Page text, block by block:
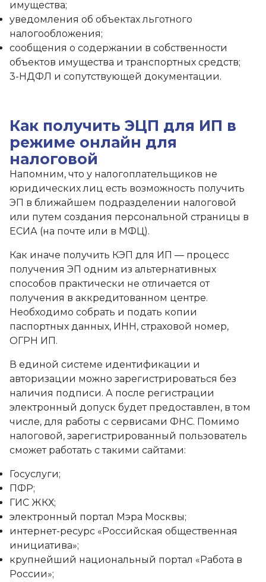
имущества;
уведомления об объектах льготного
налогообложения;
сообщения о содержании в собственности
объектов имущества и транспортных средств;
3-НДФЛ и сопутствующей документации.
Как получить ЭЦП для ИП в
режиме онлайн для
налоговой
Напомним, что у налогоплательщиков не
юридических лиц есть возможность получить
ЭП в ближайшем подразделении налоговой
или путем создания персональной страницы в
ЕСИА (на почте или в МФЦ).
Как иначе получить КЭП для ИП — процесс
получения ЭП одним из альтернативных
способов практически не отличается от
получения в аккредитованном центре.
Необходимо собрать и подать копии
паспортных данных, ИНН, страховой номер,
ОГРН ИП.
В единой системе идентификации и
авторизации можно зарегистрироваться без
наличия подписи. А после регистрации
электронный допуск будет предоставлен, в том
числе, для работы с сервисами ФНС. Помимо
налоговой, зарегистрированный пользователь
сможет работать с такими сайтами:
Госуслуги;
ПФР;
ГИС ЖКХ;
электронный портал Мэра Москвы;
интернет-ресурс «Российская общественная
инициатива»;
крупнейший национальный портал «Работа в
России»;